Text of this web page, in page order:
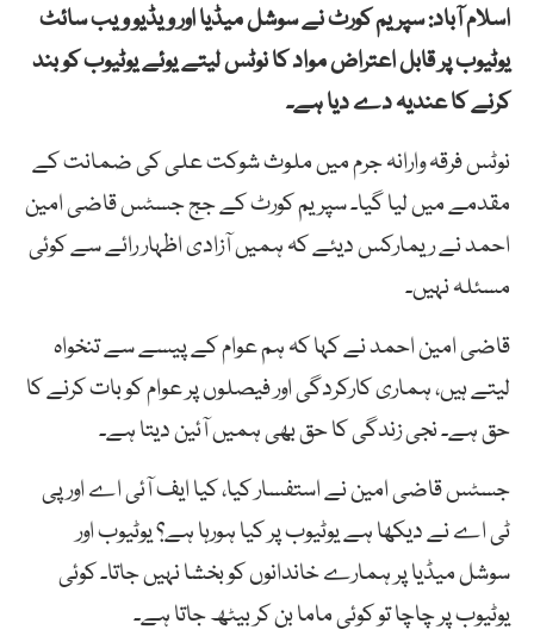
اسلام آباد: سپریم کورٹ نے سوشل میڈیا اور ویڈیو ویب سائٹ
یوٹیوب پر قابل اعتراض مواد کا نوٹس لیتے یوئے یوٹیوب کو بند
کرنے کا عندیہ دے دیا ہے۔
نوٹس فرقہ وارانہ جرم میں ملوث شوکت علی کی ضمانت کے
مقدمے میں لیا گیا۔ سپریم کورٹ کے جج جسٹس قاضی امین
احمد نے ریمارکس دیئے کہ ہمیں آزادی اظہار رائے سے کوئی
مسئلہ نہیں۔
قاضی امین احمد نے کہا کہ ہم عوام کے پیسے سے تنخواہ
لیتے ہیں، ہماری کارکردگی اور فیصلوں پر عوام کو بات کرنے کا
حق ہے۔ نجی زندگی کا حق بھی ہمیں آئین دیتا ہے۔
جسٹس قاضی امین نے استفسار کیا، کیا ایف آئی اے اور پی
ٹی اے نے دیکھا ہے یوٹیوب پر کیا ہورہا ہے؟ یوٹیوب اور
سوشل میڈیا پر ہمارے خاندانوں کو بخشا نہیں جاتا۔ کوئی
یوٹیوب پر چاچا تو کوئی ماما بن کر بیٹھ جاتا ہے۔